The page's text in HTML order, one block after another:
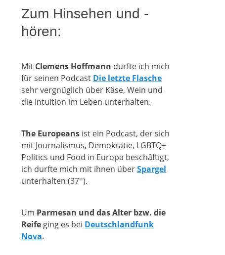
Zum Hinsehen und -
hören:
Mit Clemens Hoffmann durfte ich mich
für seinen Podcast Die letzte Flasche
sehr vergnüglich über Käse, Wein und
die Intuition im Leben unterhalten.
The Europeans ist ein Podcast, der sich
mit Journalismus, Demokratie, LGBTQ+
Politics und Food in Europa beschäftigt,
ich durfte mich mit ihnen überSpargel
unterhalten (37'').
Um Parmesan und das Alter bzw. die
Reife ging es bei Deutschlandfunk
Nova.